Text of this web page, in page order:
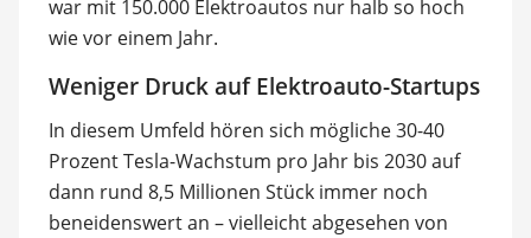
war mit 150.000 Elektroautos nur halb so hoch
wie vor einem Jahr.
Weniger Druck auf Elektroauto-Startups
In diesem Umfeld hören sich mögliche 30-40
Prozent Tesla-Wachstum pro Jahr bis 2030 auf
dann rund 8,5 Millionen Stück immer noch
beneidenswert an – vielleicht abgesehen von